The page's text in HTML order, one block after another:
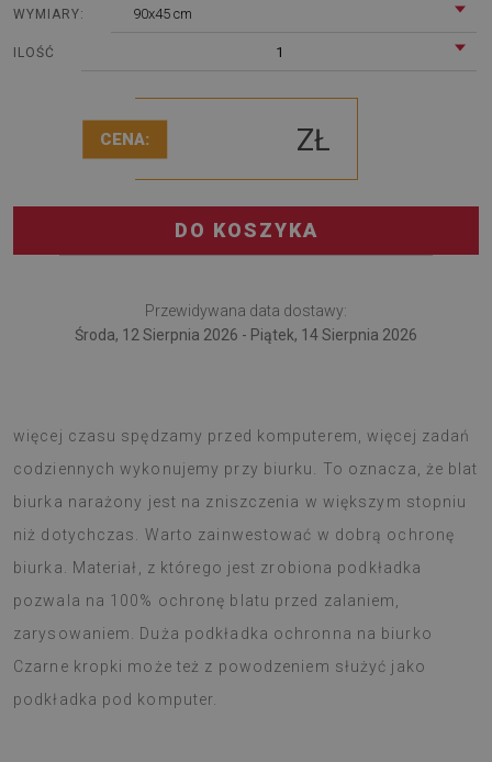
WYMIARY: 90x45 cm
ILOŚĆ 1
CENA: ZŁ
DO KOSZYKA
Przewidywana data dostawy:
Środa, 12 Sierpnia 2026 - Piątek, 14 Sierpnia 2026
więcej czasu spędzamy przed komputerem, więcej zadań
codziennych wykonujemy przy biurku. To oznacza, że blat
biurka narażony jest na zniszczenia w większym stopniu
niż dotychczas. Warto zainwestować w dobrą ochronę
biurka. Materiał, z którego jest zrobiona podkładka
pozwala na 100% ochronę blatu przed zalaniem,
zarysowaniem. Duża podkładka ochronna na biurko
Czarne kropki może też z powodzeniem służyć jako
podkładka pod komputer.